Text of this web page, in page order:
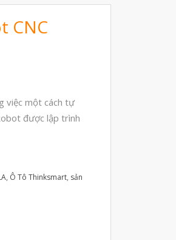
Medical
Ứng Dụng
CNC
việc một cách tự
được lập trình
, Ô Tô Thinksmart, sản